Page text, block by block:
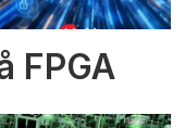
FPGA